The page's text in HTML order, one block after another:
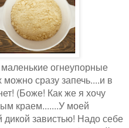
огнеупорные
сразу запечь....и в
(Боже! Как же я хочу
краем.......У моей
дикой завистью! Надо себе